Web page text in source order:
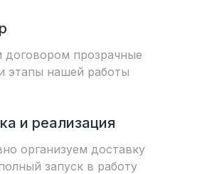
договором прозрачные
этапы нашей работы
и реализация
организуем доставку
запуск в работу